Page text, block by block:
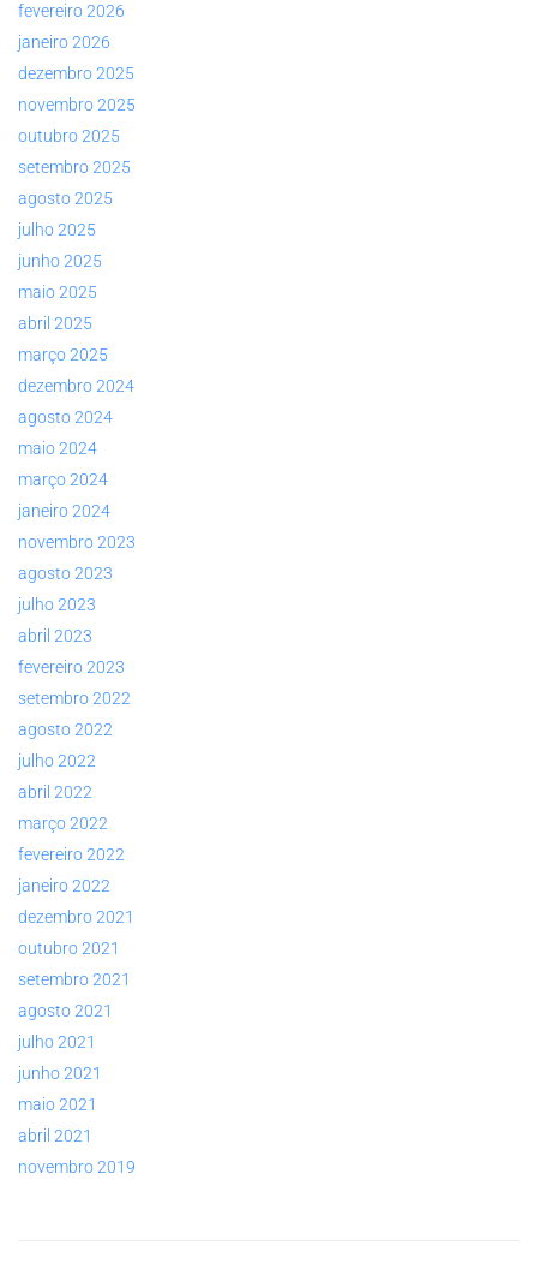
fevereiro 2026
janeiro 2026
dezembro 2025
novembro 2025
outubro 2025
setembro 2025
agosto 2025
julho 2025
junho 2025
maio 2025
abril 2025
março 2025
dezembro 2024
agosto 2024
maio 2024
março 2024
janeiro 2024
novembro 2023
agosto 2023
julho 2023
abril 2023
fevereiro 2023
setembro 2022
agosto 2022
julho 2022
abril 2022
março 2022
fevereiro 2022
janeiro 2022
dezembro 2021
outubro 2021
setembro 2021
agosto 2021
julho 2021
junho 2021
maio 2021
abril 2021
novembro 2019